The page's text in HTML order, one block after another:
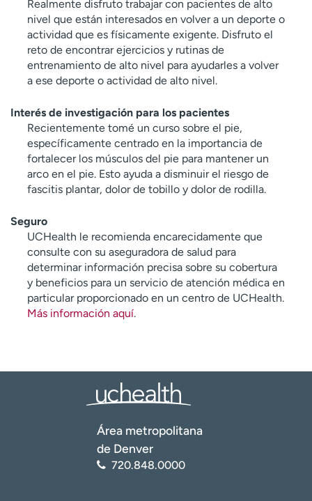
Realmente disfruto trabajar con pacientes de alto
nivel que están interesados en volver a un deporte o
actividad que es físicamente exigente. Disfruto el
reto de encontrar ejercicios y rutinas de
entrenamiento de alto nivel para ayudarles a volver
a ese deporte o actividad de alto nivel.
Interés de investigación para los pacientes
Recientemente tomé un curso sobre el pie,
específicamente centrado en la importancia de
fortalecer los músculos del pie para mantener un
arco en el pie. Esto ayuda a disminuir el riesgo de
fascitis plantar, dolor de tobillo y dolor de rodilla.
Seguro
UCHealth le recomienda encarecidamente que
consulte con su aseguradora de salud para
determinar información precisa sobre su cobertura
y beneficios para un servicio de atención médica en
particular proporcionado en un centro de UCHealth.
Más información aquí.
Área metropolitana
de Denver
720.848.0000